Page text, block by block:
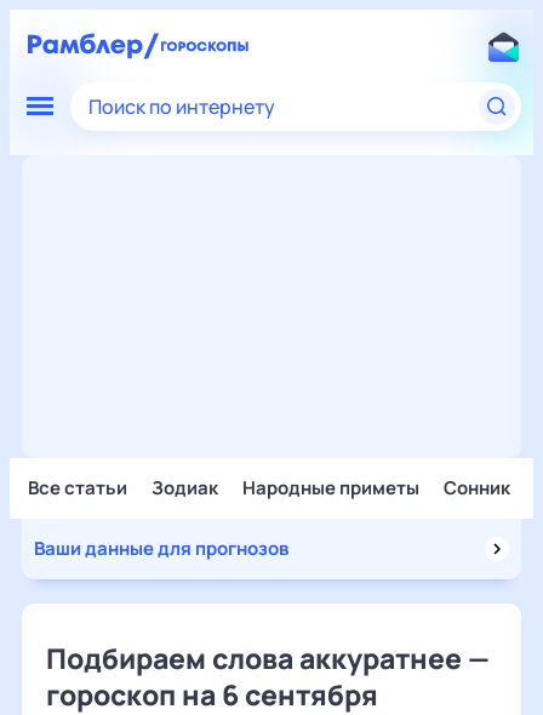
Поиск по интернету
Все статьи Зодиак Народные приметы Сонник
Ваши данные для прогнозов
Подбираем слова аккуратнее —
гороскоп на 6 сентября